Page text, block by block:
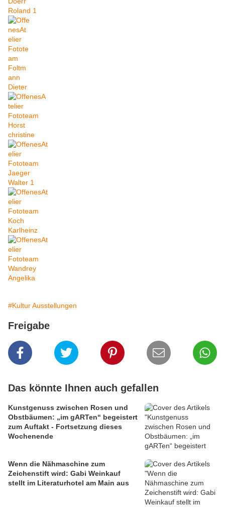
#Kultur Ausstellungen
Freigabe
Das könnte Ihnen auch gefallen
Kunstgenuss zwischen Rosen und
Obstbäumen: „im gARTen“ begeistert
zum Auftakt - Fortsetzung dieses
Wochenende
Wenn die Nähmaschine zum
Zeichenstift wird: Gabi Weinkauf
stellt im Literaturhotel am Main aus